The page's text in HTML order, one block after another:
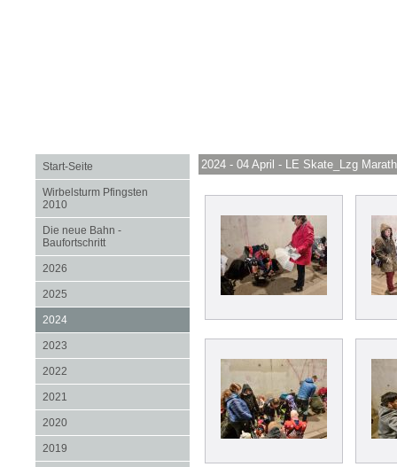
Start-Seite
Wirbelsturm Pfingsten
2010
Die neue Bahn -
Baufortschritt
2026
2025
2024
2023
2022
2021
2020
2019
2024 - 04 April - LE Skate_Lzg